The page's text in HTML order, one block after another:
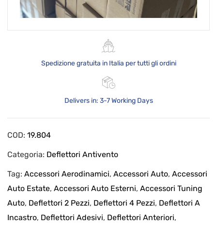
Spedizione gratuita in Italia per tutti gli ordini
Delivers in: 3-7 Working Days
COD: 19.804
Categoria: Deflettori Antivento
Tag: Accessori Aerodinamici, Accessori Auto, Accessori
Auto Estate, Accessori Auto Esterni, Accessori Tuning
Auto, Deflettori 2 Pezzi, Deflettori 4 Pezzi, Deflettori A
Incastro, Deflettori Adesivi, Deflettori Anteriori,